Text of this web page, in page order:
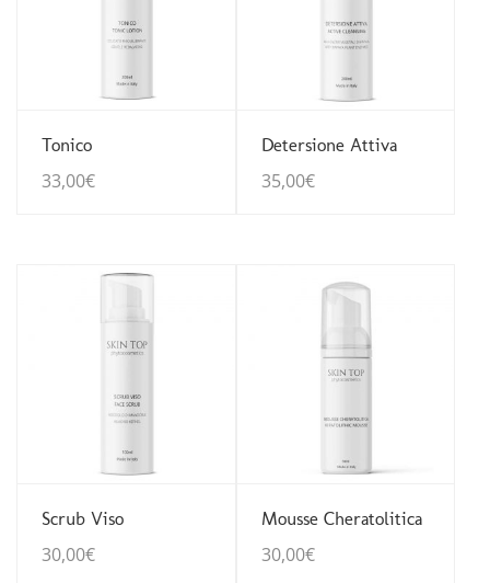
Guarda Dettagli
Tonico
33,00€
Guarda Dettagli
Detersione Attiva
35,00€
Guarda Dettagli
Scrub Viso
30,00€
Guarda Dettagli
Mousse Cheratolitica
30,00€